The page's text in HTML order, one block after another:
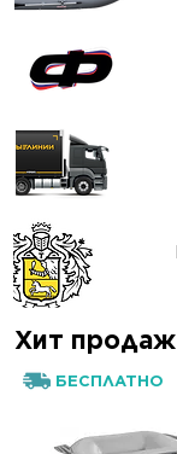
Хит продаж
БЕСПЛАТНО